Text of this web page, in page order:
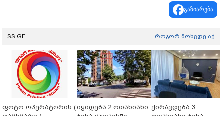
გაზიარება
SS.GE როგორ მოხვდე აქ
ფოტო ოპერატორის (იყიდება 2 ოთახიანი ქირავდება 3